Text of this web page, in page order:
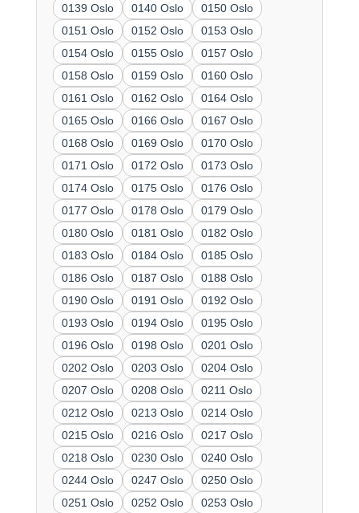
0139 Oslo
0140 Oslo
0150 Oslo
0151 Oslo
0152 Oslo
0153 Oslo
0154 Oslo
0155 Oslo
0157 Oslo
0158 Oslo
0159 Oslo
0160 Oslo
0161 Oslo
0162 Oslo
0164 Oslo
0165 Oslo
0166 Oslo
0167 Oslo
0168 Oslo
0169 Oslo
0170 Oslo
0171 Oslo
0172 Oslo
0173 Oslo
0174 Oslo
0175 Oslo
0176 Oslo
0177 Oslo
0178 Oslo
0179 Oslo
0180 Oslo
0181 Oslo
0182 Oslo
0183 Oslo
0184 Oslo
0185 Oslo
0186 Oslo
0187 Oslo
0188 Oslo
0190 Oslo
0191 Oslo
0192 Oslo
0193 Oslo
0194 Oslo
0195 Oslo
0196 Oslo
0198 Oslo
0201 Oslo
0202 Oslo
0203 Oslo
0204 Oslo
0207 Oslo
0208 Oslo
0211 Oslo
0212 Oslo
0213 Oslo
0214 Oslo
0215 Oslo
0216 Oslo
0217 Oslo
0218 Oslo
0230 Oslo
0240 Oslo
0244 Oslo
0247 Oslo
0250 Oslo
0251 Oslo
0252 Oslo
0253 Oslo